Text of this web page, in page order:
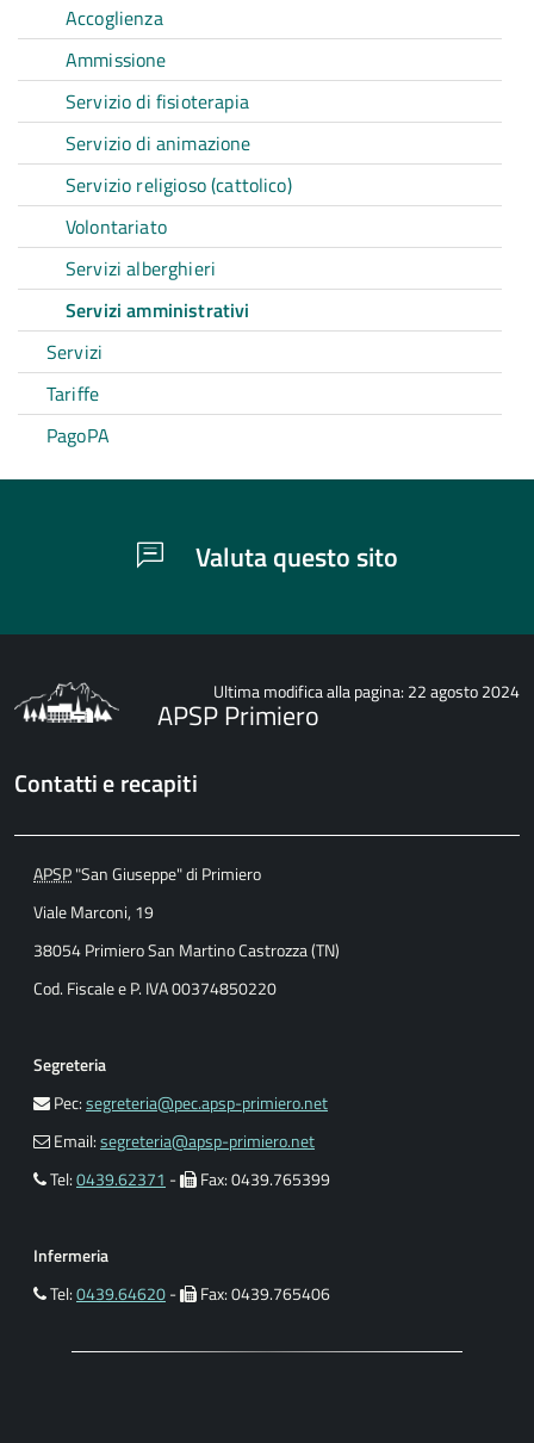
Accoglienza
Ammissione
Servizio di fisioterapia
Servizio di animazione
Servizio religioso (cattolico)
Volontariato
Servizi alberghieri
Servizi amministrativi
Servizi
Tariffe
PagoPA
Valuta questo sito
Ultima modifica alla pagina: 22 agosto 2024
APSP Primiero
Contatti e recapiti
APSP"San Giuseppe" di Primiero
Viale Marconi, 19
38054 Primiero San Martino Castrozza (TN)
Cod. Fiscale e P. IVA 00374850220
Segreteria
Pec:segreteria@pec.apsp-primiero.net
Email:segreteria@apsp-primiero.net
Tel:0439.62371 - Fax: 0439.765399
Infermeria
Tel:0439.64620- Fax: 0439.765406